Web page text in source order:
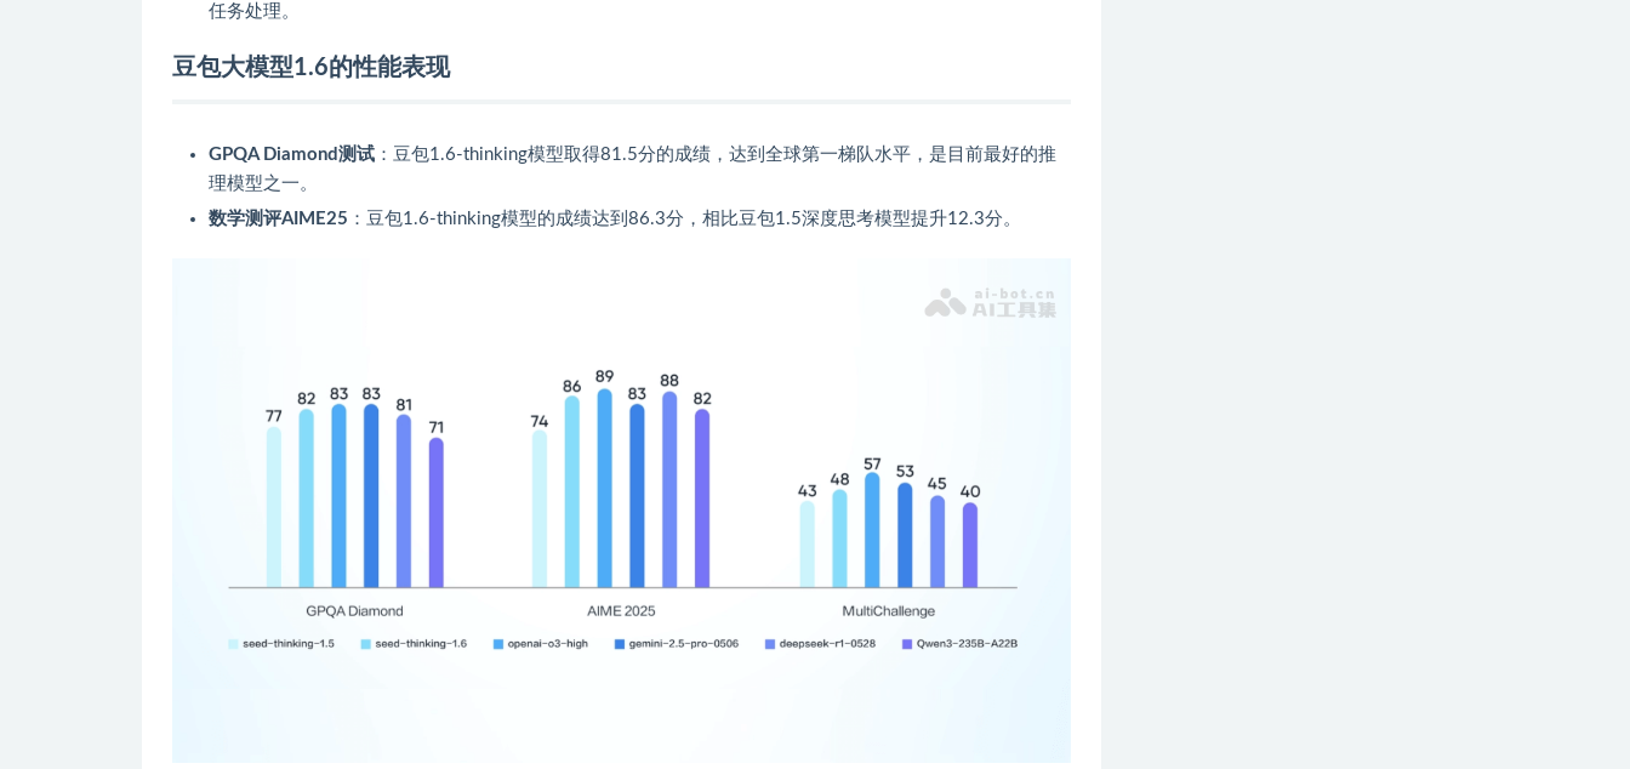
任务处理。
豆包大模型1.6的性能表现
GPQA Diamond测试 ：豆包1.6-thinking模型取得81.5分的成绩，达到全球第一梯队水平，是目前最好的推
理模型之一。
数学测评AIME25 ：豆包1.6-thinking模型的成绩达到86.3分，相比豆包1.5深度思考模型提升12.3分。